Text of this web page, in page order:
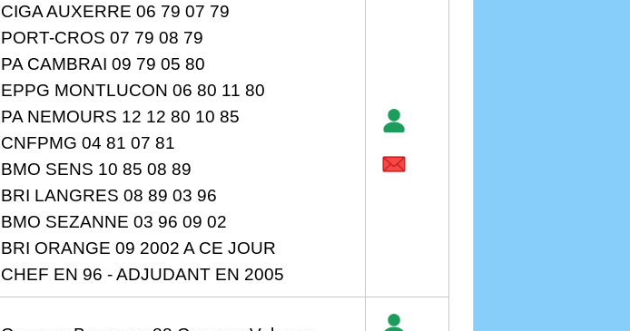
CIGA AUXERRE 06 79 07 79
PORT-CROS 07 79 08 79
PA CAMBRAI 09 79 05 80
EPPG MONTLUCON 06 80 11 80
PA NEMOURS 12 12 80 10 85
CNFPMG 04 81 07 81
BMO SENS 10 85 08 89
BRI LANGRES 08 89 03 96
BMO SEZANNE 03 96 09 02
BRI ORANGE 09 2002 A CE JOUR
CHEF EN 96 - ADJUDANT EN 2005